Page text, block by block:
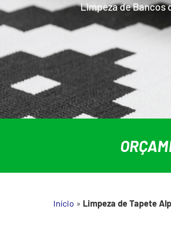
Limpeza de Bancos
Início » Limpeza de Tapete